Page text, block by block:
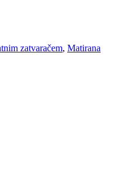
zatvaračem, Matirana